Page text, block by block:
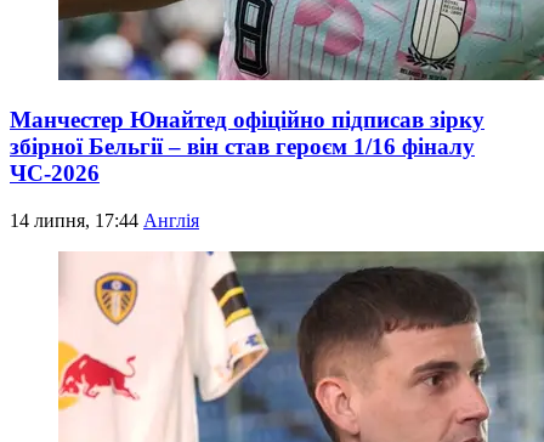
Манчестер Юнайтед офіційно підписав зірку
збірної Бельгії – він став героєм 1/16 фіналу
ЧС-2026
14 липня, 17:44 Англія